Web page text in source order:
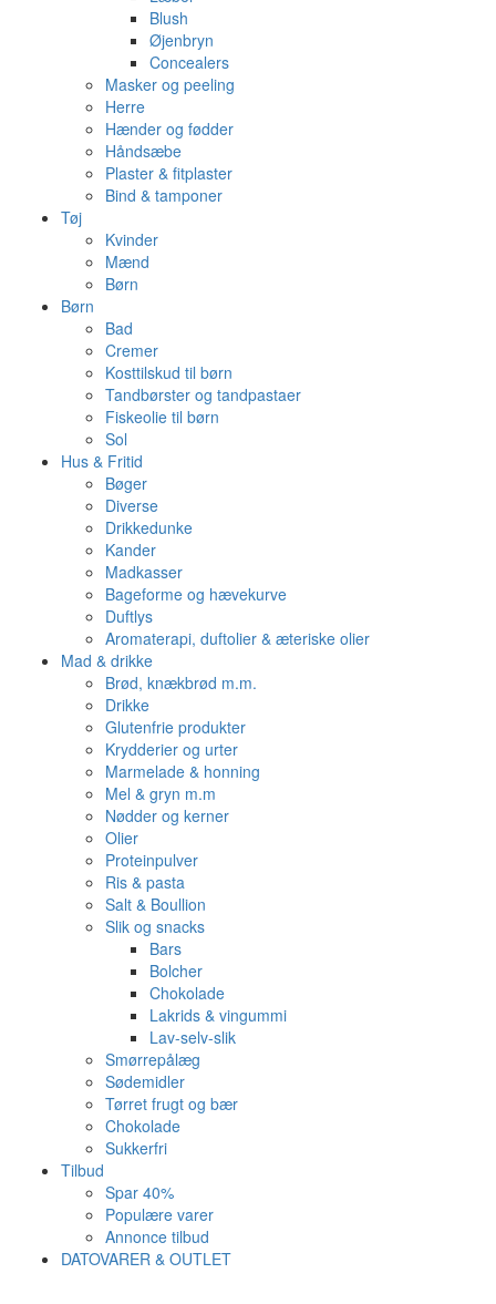
Blush
Øjenbryn
Concealers
Masker og peeling
Herre
Hænder og fødder
Håndsæbe
Plaster & fitplaster
Bind & tamponer
Tøj
Kvinder
Mænd
Børn
Børn
Bad
Cremer
Kosttilskud til børn
Tandbørster og tandpastaer
Fiskeolie til børn
Sol
Hus & Fritid
Bøger
Diverse
Drikkedunke
Kander
Madkasser
Bageforme og hævekurve
Duftlys
Aromaterapi, duftolier & æteriske olier
Mad & drikke
Brød, knækbrød m.m.
Drikke
Glutenfrie produkter
Krydderier og urter
Marmelade & honning
Mel & gryn m.m
Nødder og kerner
Olier
Proteinpulver
Ris & pasta
Salt & Boullion
Slik og snacks
Bars
Bolcher
Chokolade
Lakrids & vingummi
Lav-selv-slik
Smørrepålæg
Sødemidler
Tørret frugt og bær
Chokolade
Sukkerfri
Tilbud
Spar 40%
Populære varer
Annonce tilbud
DATOVARER & OUTLET